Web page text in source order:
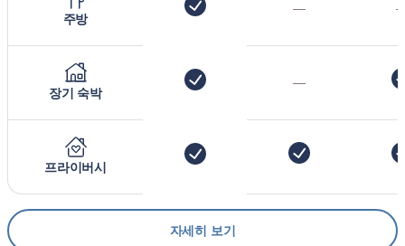
주방
—
장기 숙박
—
프라이버시
자세히 보기